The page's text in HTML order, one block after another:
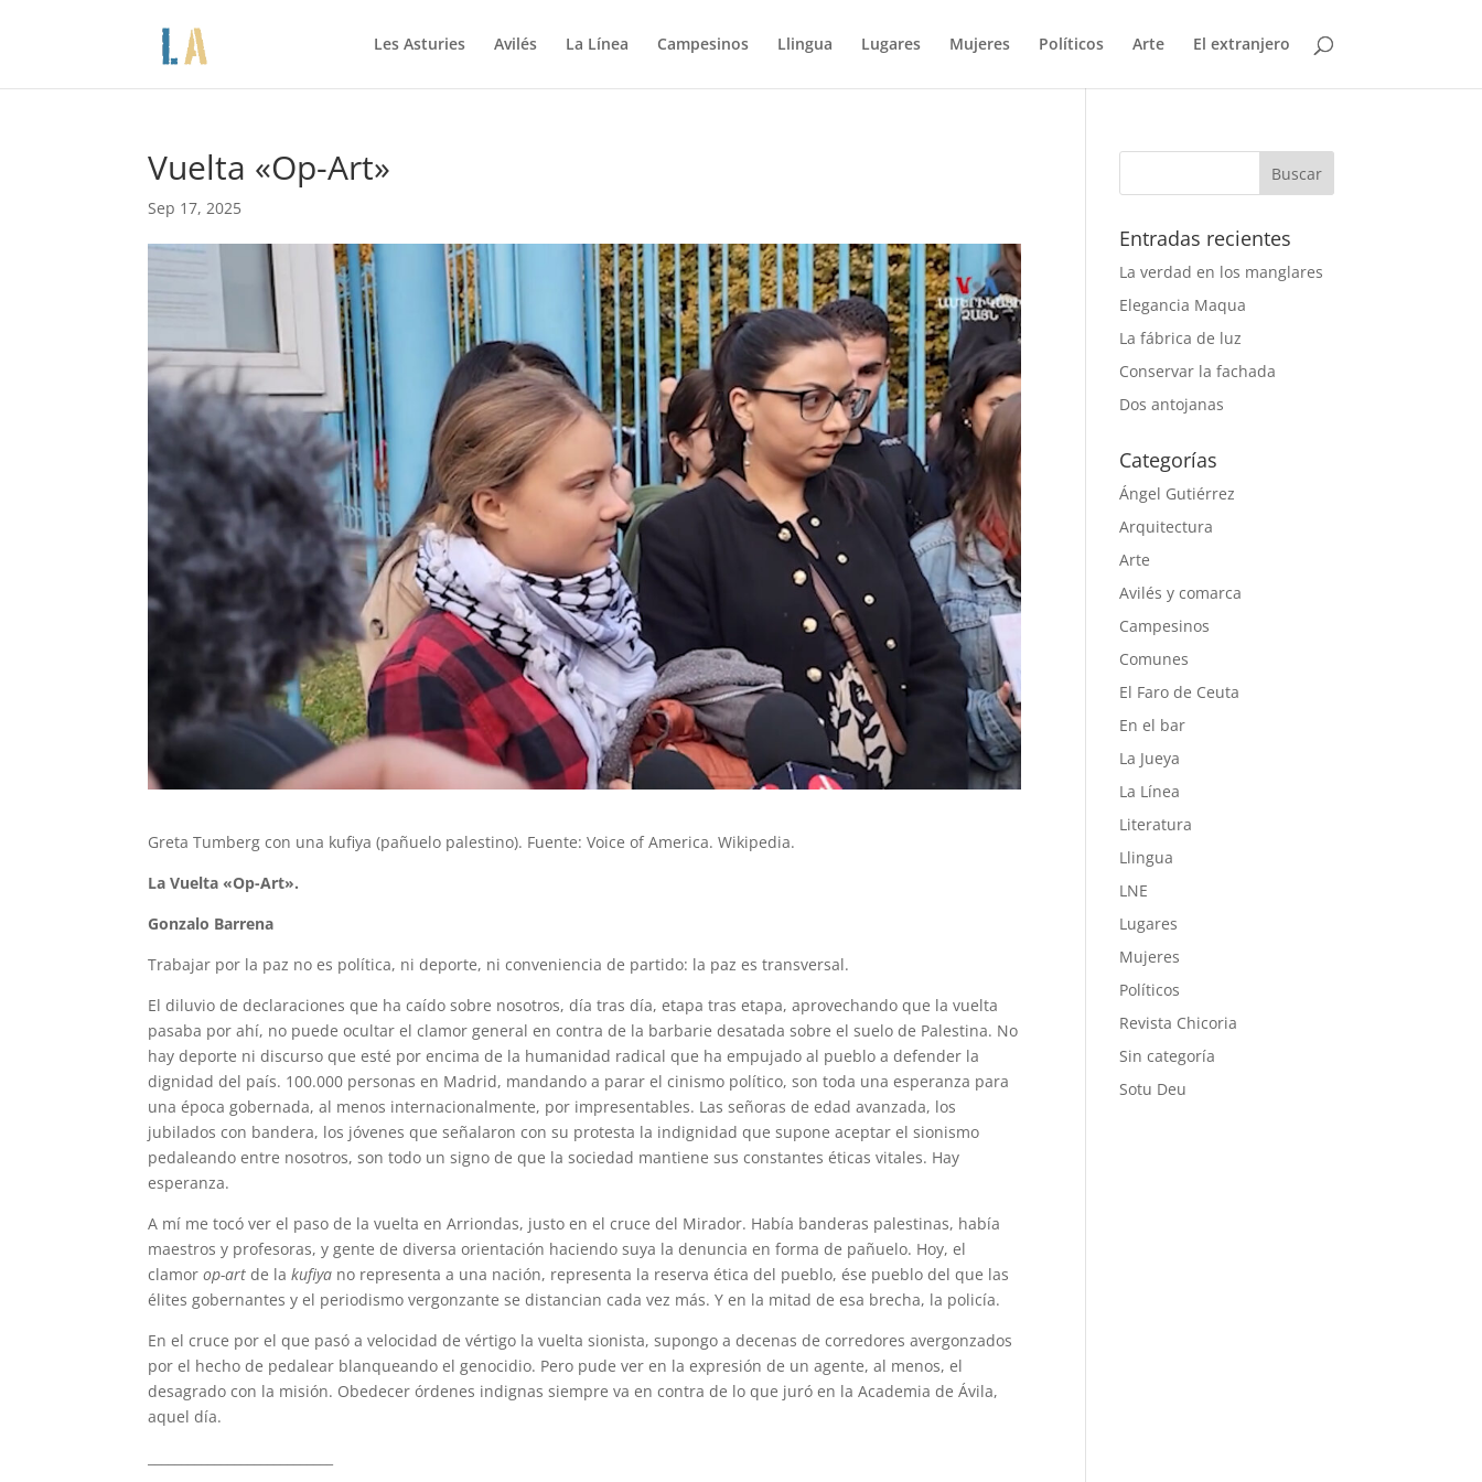
Les Asturies Avilés La Línea Campesinos Llingua Lugares Mujeres Políticos Arte El extranjero
Vuelta «Op-Art»
Sep 17, 2025
Greta Tumberg con una kufiya (pañuelo palestino). Fuente: Voice of America. Wikipedia.
La Vuelta «Op-Art».
Gonzalo Barrena
Trabajar por la paz no es política, ni deporte, ni conveniencia de partido: la paz es transversal.
El diluvio de declaraciones que ha caído sobre nosotros, día tras día, etapa tras etapa, aprovechando que la vuelta
pasaba por ahí, no puede ocultar el clamor general en contra de la barbarie desatada sobre el suelo de Palestina. No
hay deporte ni discurso que esté por encima de la humanidad radical que ha empujado al pueblo a defender la
dignidad del país. 100.000 personas en Madrid, mandando a parar el cinismo político, son toda una esperanza para
una época gobernada, al menos internacionalmente, por impresentables. Las señoras de edad avanzada, los
jubilados con bandera, los jóvenes que señalaron con su protesta la indignidad que supone aceptar el sionismo
pedaleando entre nosotros, son todo un signo de que la sociedad mantiene sus constantes éticas vitales. Hay
esperanza.
A mí me tocó ver el paso de la vuelta en Arriondas, justo en el cruce del Mirador. Había banderas palestinas, había
maestros y profesoras, y gente de diversa orientación haciendo suya la denuncia en forma de pañuelo. Hoy, el
clamorop-art de lakufiya no representa a una nación, representa la reserva ética del pueblo, ése pueblo del que las
élites gobernantes y el periodismo vergonzante se distancian cada vez más. Y en la mitad de esa brecha, la policía.
En el cruce por el que pasó a velocidad de vértigo la vuelta sionista, supongo a decenas de corredores avergonzados
por el hecho de pedalear blanqueando el genocidio. Pero pude ver en la expresión de un agente, al menos, el
desagrado con la misión. Obedecer órdenes indignas siempre va en contra de lo que juró en la Academia de Ávila,
aquel día.
Entradas recientes
La verdad en los manglares
Elegancia Maqua
La fábrica de luz
Conservar la fachada
Dos antojanas
Categorías
Ángel Gutiérrez
Arquitectura
Arte
Avilés y comarca
Campesinos
Comunes
El Faro de Ceuta
En el bar
La Jueya
La Línea
Literatura
Llingua
LNE
Lugares
Mujeres
Políticos
Revista Chicoria
Sin categoría
Sotu Deu